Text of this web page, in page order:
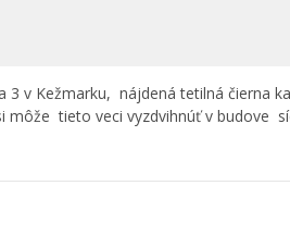
3 v Kežmarku, nájdená tetilná čierna
tieto veci vyzdvihnúť v budove